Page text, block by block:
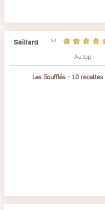
Saillard 5.0
la note moyenne est 5 sur 5
Au top
Les Soufflés - 10